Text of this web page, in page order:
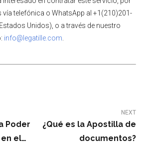
telefónica o WhatsApp al +1(210)201-
Unidos), o a través de nuestro
info@legatille.com
Poder
el
NEXT
¿Qué es la Apostilla de
documentos?